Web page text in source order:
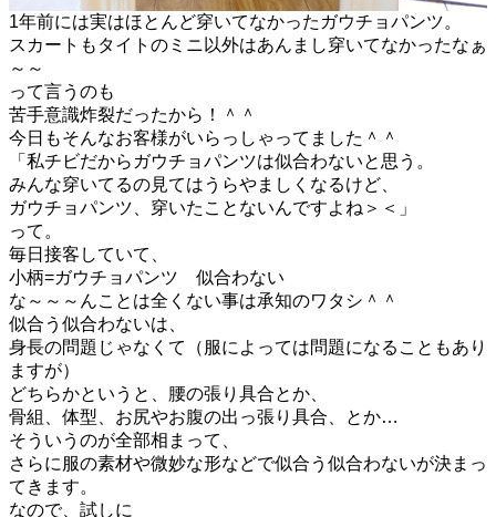
1年前には実はほとんど穿いてなかったガウチョパンツ。
スカートもタイトのミニ以外はあんまし穿いてなかったなぁ
～～
って言うのも
苦手意識炸裂だったから！＾＾
今日もそんなお客様がいらっしゃってました＾＾
「私チビだからガウチョパンツは似合わないと思う。
みんな穿いてるの見てはうらやましくなるけど、
ガウチョパンツ、穿いたことないんですよね＞＜」
って。
毎日接客していて、
小柄=ガウチョパンツ 似合わない
な～～～んことは全くない事は承知のワタシ＾＾
似合う似合わないは、
身長の問題じゃなくて（服によっては問題になることもあり
ますが）
どちらかというと、腰の張り具合とか、
骨組、体型、お尻やお腹の出っ張り具合、とか…
そういうのが全部相まって、
さらに服の素材や微妙な形などで似合う似合わないが決まっ
てきます。
なので、試しに